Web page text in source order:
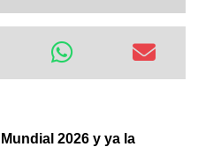
2026 y ya la